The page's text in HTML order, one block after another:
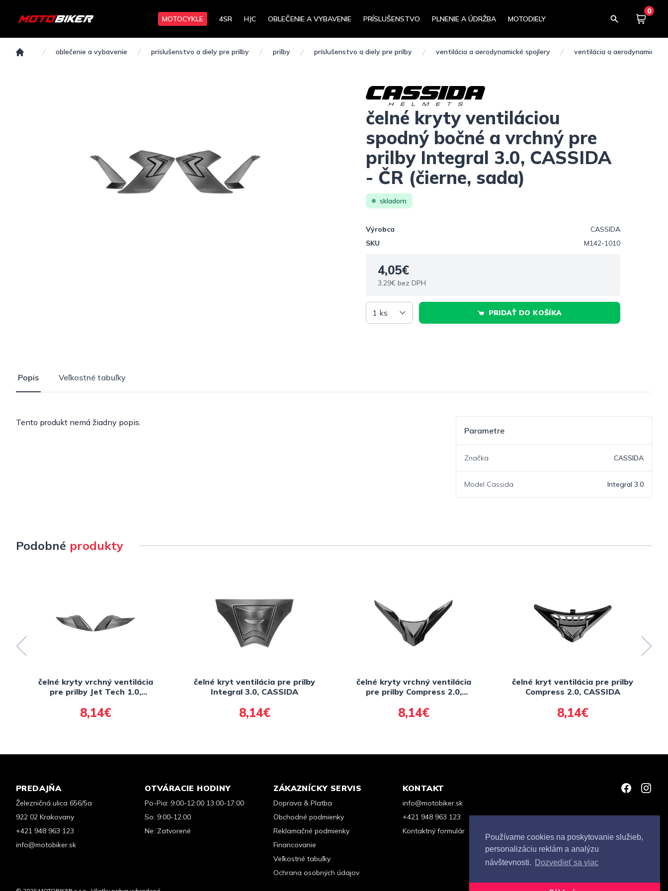
Používame cookies na poskytovanie služieb,
personalizáciu reklám a analýzu
návštevnosti. Dozvedieť sa viac
MOTOCYKLE 4SR HJC OBLEČENIE A VYBAVENIE PRÍSLUŠENSTVO PLNENIE A ÚDRŽBA MOTODIELY
0
Košík
oblečenie a vybavenie príslušenstvo a diely pre prilby prilby príslušenstvo a diely pre prilby ventilácia a aerodynamické spojlery ventilácia a aerodynamické
čelné kryty ventiláciou
spodný bočné a vrchný pre
prilby Integral 3.0, CASSIDA
- ČR (čierne, sada)
skladom
Výrobca
CASSIDA
SKU
M142-1010
4,05€
3,29€ bez DPH
PRIDAŤ DO KOŠÍKA
Popis Veľkostné tabuľky
Tento produkt nemá žiadny popis.
Parametre
Značka CASSIDA
Model Cassida Integral 3.0
Podobné produkty
čelné kryty vrchný ventilácia
pre prilby Jet Tech 1.0,
8,14€
čelné kryt ventilácia pre prilby
Integral 3.0, CASSIDA
8,14€
čelné kryty vrchný ventilácia
pre prilby Compress 2.0,
8,14€
čelné kryt ventilácia pre prilby
Compress 2.0, CASSIDA
8,14€
PREDAJŇA
Železničná ulica 656/5a
922 02 Krakovany
+421 948 963 123
info@motobiker.sk
OTVÁRACIE HODINY
Po-Pia: 9:00-12:00 13:00-17:00
So: 9:00-12:00
Ne: Zatvorené
ZÁKAZNÍCKY SERVIS
Doprava & Platba
Obchodné podmienky
Reklamačné podmienky
Financovanie
Veľkostné tabuľky
Ochrana osobných údajov
KONTAKT
info@motobiker.sk
+421 948 963 123
Kontaktný formulár